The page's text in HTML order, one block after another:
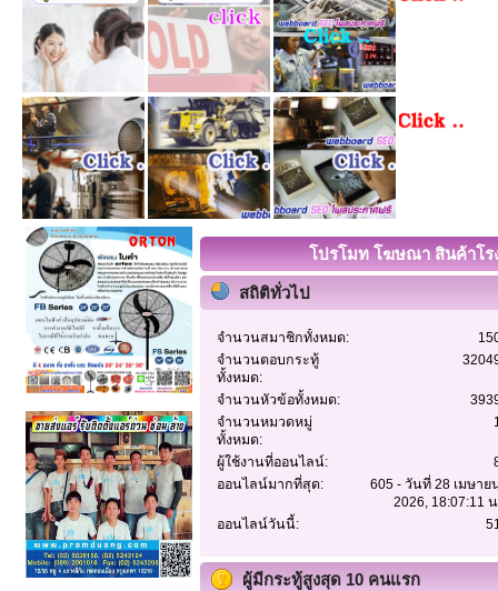
โปรโมท โฆษณา สินค้าโร
สถิติทั่วไป
จำนวนสมาชิกทั้งหมด:
จำนวนตอบกระทู้
ทั้งหมด:
จำนวนหัวข้อทั้งหมด:
จำนวนหมวดหมู่
ทั้งหมด:
ผู้ใช้งานที่ออนไลน์:
ออนไลน์มากที่สุด:
605 - วันที่ 28 เมษาย
2026, 18:07:11
ออนไลน์วันนี้:
ผู้มีกระทู้สูงสุด 10 คนแรก